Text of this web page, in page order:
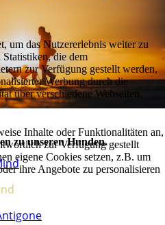
zu unseren Hunden.
um das Nutzererlebnis weiter zu
die dem
zur Verfügung gestellt werden,
Werbung durch die
über verschiedene Webseiten.
Inhalte oder Funktionalitäten an,
zur Verfügung gestellt
eigene Cookies setzen, z.B. um
ihre Angebote zu personalisieren